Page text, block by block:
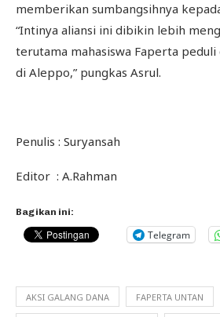
memberikan sumbangsihnya
“Intinya aliansi ini dibikin lebih
terutama mahasiswa Faperta peduli
di Aleppo,” pungkas Asrul.
Penulis : Suryansah
Editor : A.Rahman
Bagikan ini:
Telegram
AKSI GALANG DANA FAPERTA UNTAN